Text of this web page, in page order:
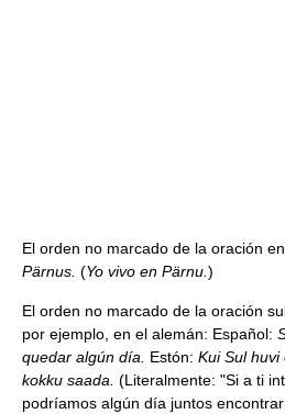
El orden no marcado de la oración
Pärnus. (Yo vivo en Pärnu. )
El orden no marcado de la oración
por ejemplo, en el alemán: Español:
quedar algún día.
Estón: Kui Sul huvi
kokku saada. (Literalmente: "Si a ti
podríamos algún día juntos